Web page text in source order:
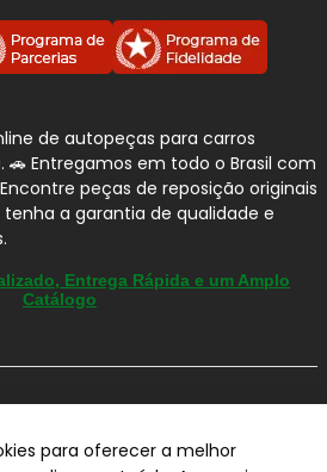
de autopeças para carros
Entregamos em todo o Brasil com
peças de reposição originais
a garantia de qualidade e
Entrega Rápida e um Amplo
Catálogo
- Av. Avelino Capellato, 450 - Santa
para oferecer a melhor